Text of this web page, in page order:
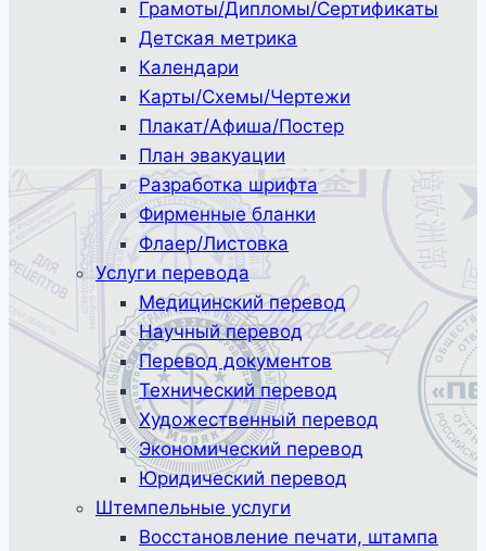
Грамоты/Дипломы/Сертификаты
Детская метрика
Календари
Карты/Схемы/Чертежи
Плакат/Афиша/Постер
План эвакуации
Разработка шрифта
Фирменные бланки
Флаер/Листовка
Услуги перевода
Медицинский перевод
Научный перевод
Перевод документов
Технический перевод
Художественный перевод
Экономический перевод
Юридический перевод
Штемпельные услуги
Восстановление печати, штампа